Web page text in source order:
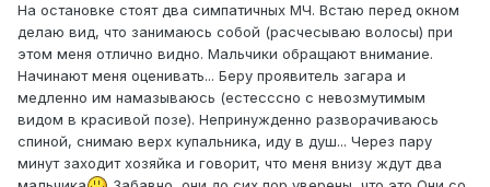
На остановке стоят два симпатичных МЧ. Встаю перед окном
делаю вид, что занимаюсь собой (расчесываю волосы) при
этом меня отлично видно. Мальчики обращают внимание.
Начинают меня оценивать... Беру проявитель загара и
медленно им намазываюсь (естесссно с невозмутимым
видом в красивой позе). Непринужденно разворачиваюсь
спиной, снимаю верх купальника, иду в душ... Через пару
минут заходит хозяйка и говорит, что меня внизу ждут два